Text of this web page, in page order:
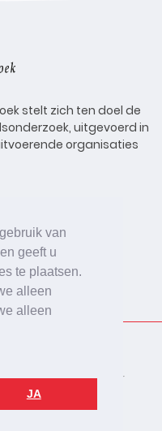
van
geeft u
te plaatsen.
alleen
alleen
JA
stelt zich ten doel de
uitgevoerd in
organisaties
Vacatures
Disclaimer